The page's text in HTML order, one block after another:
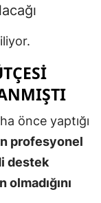
önce yaptığı
profesyonel
destek